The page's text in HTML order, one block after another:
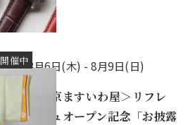
開催中8月6日(木) -8月9日(日)
＜東京ますいわ屋＞リフレ
ッシュオープン記念「お披露